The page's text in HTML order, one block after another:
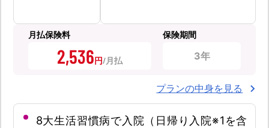
月払保険料
2,536円
保険期間
3年
プランの中身を見る
8大生活習慣病で入院（日帰り入院※1を含